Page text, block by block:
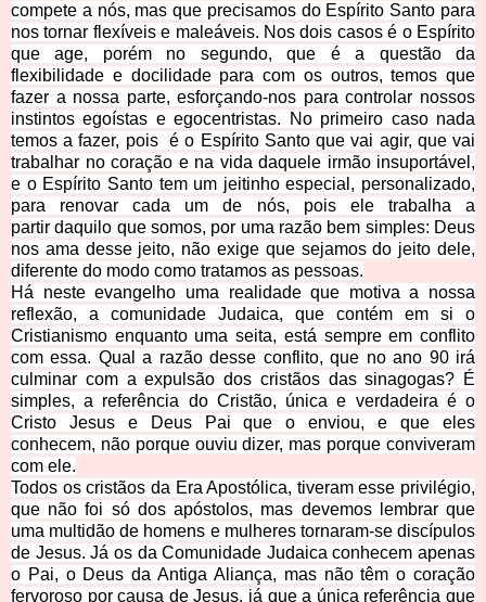
compete a nós, mas que precisamos do Espírito Santo para
nos tornar flexíveis e maleáveis. Nos dois casos é o Espírito
que age, porém no segundo, que é a questão da
flexibilidade e docilidade para com os outros, temos que
fazer a nossa parte, esforçando-nos para controlar nossos
instintos egoístas e egocentristas. No primeiro caso nada
temos a fazer, pois é o Espírito Santo que vai agir, que vai
trabalhar no coração e na vida daquele irmão insuportável,
e o Espírito Santo tem um jeitinho especial, personalizado,
para renovar cada um de nós, pois ele trabalha a
partir daquilo que somos, por uma razão bem simples: Deus
nos ama desse jeito, não exige que sejamos do jeito dele,
diferente do modo como tratamos as pessoas.
Há neste evangelho uma realidade que motiva a nossa
reflexão, a comunidade Judaica, que contém em si o
Cristianismo enquanto uma seita, está sempre em conflito
com essa. Qual a razão desse conflito, que no ano 90 irá
culminar com a expulsão dos cristãos das sinagogas? É
simples, a referência do Cristão, única e verdadeira é o
Cristo Jesus e Deus Pai que o enviou, e que eles
conhecem, não porque ouviu dizer, mas porque conviveram
com ele.
Todos os cristãos da Era Apostólica, tiveram esse privilégio,
que não foi só dos apóstolos, mas devemos lembrar que
uma multidão de homens e mulheres tornaram-se discípulos
de Jesus. Já os da Comunidade Judaica conhecem apenas
o Pai, o Deus da Antiga Aliança, mas não têm o coração
fervoroso por causa de Jesus, já quea única referência que